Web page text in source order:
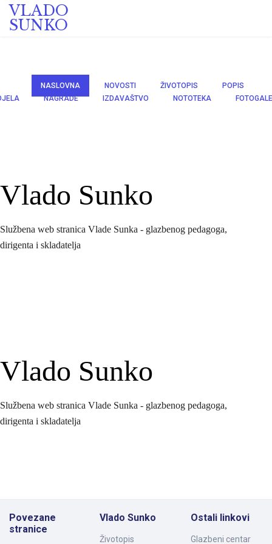
VLADO
SUNKO
NASLOVNA NOVOSTI ŽIVOTOPIS
POPIS
NAGRADE IZDAVAŠTVO NOTOTEKA
Vlado Sunko
Službena web stranica Vlade Sunka - glazbenog pedagoga,
dirigenta i skladatelja
Vlado Sunko
Službena web stranica Vlade Sunka - glazbenog pedagoga,
dirigenta i skladatelja
Povezane
stranice
Vlado Sunko
Životopis
Ostali linkovi
Glazbeni centar